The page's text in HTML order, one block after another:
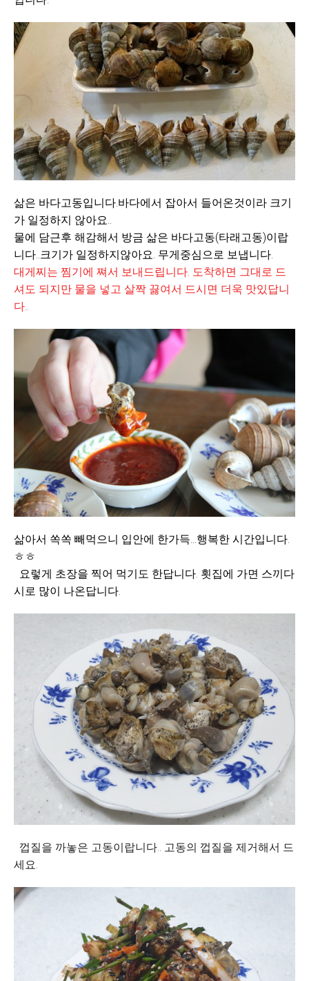
삶은 바다고동입니다.바다에서 잡아서 들어온것이라 크기
가 일정하지 않아요..
물에 담근후 해감해서 방금 삶은 바다고동(타래고동)이랍
니다..크기가 일정하지않아요. 무게중심으로 보냅니다.
대게찌는 찜기에 쪄서 보내드립니다. 도착하면 그대로 드
셔도 되지만 물을 넣고 살짝 끓여서 드시면 더욱 맛있답니
다..
삶아서 쏙쏙 빼먹으니 입안에 한가득...행복한 시간입니다.
ㅎㅎ
요렇게 초장을 찍어 먹기도 한답니다. 횟집에 가면 스끼다
시로 많이 나온답니다.
껍질을 까놓은 고동이랍니다.. 고동의 껍질을 제거해서 드
세요.